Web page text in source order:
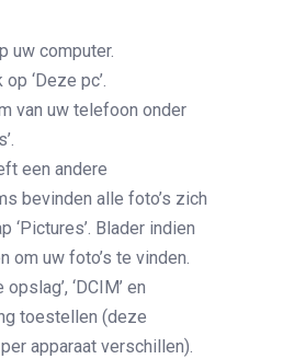
uw computer.
‘Deze pc’.
van uw telefoon onder
een andere
bevinden alle foto’s zich
‘Pictures’. Blader indien
om uw foto’s te vinden.
‘DCIM’ en
toestellen (deze
apparaat verschillen).